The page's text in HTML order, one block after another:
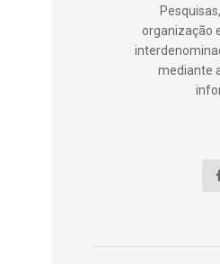
organização
mediante